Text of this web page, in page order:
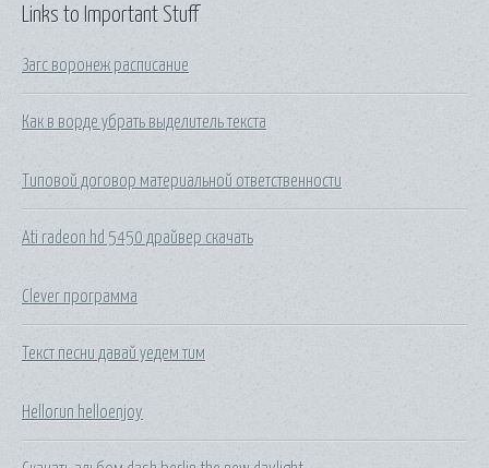
Links to Important Stuff
Загс воронеж расписание
Как в ворде убрать выделитель текста
Типовой договор материальной ответственности
Ati radeon hd 5450 драйвер скачать
Clever программа
Текст песни давай уедем тим
Hellorun helloenjoy